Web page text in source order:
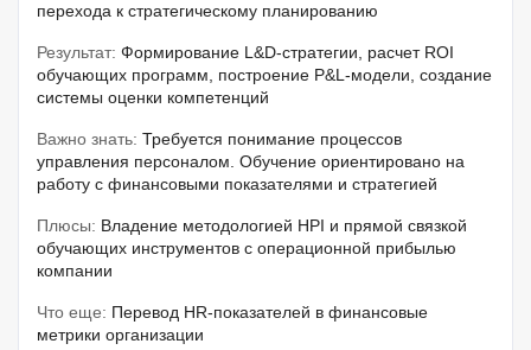
перехода к стратегическому планированию
Результат: Формирование L&D-стратегии, расчет ROI
обучающих программ, построение P&L-модели, создание
системы оценки компетенций
Важно знать: Требуется понимание процессов
управления персоналом. Обучение ориентировано на
работу с финансовыми показателями и стратегией
Плюсы: Владение методологией HPI и прямой связкой
обучающих инструментов с операционной прибылью
компании
Что еще: Перевод HR-показателей в финансовые
метрики организации